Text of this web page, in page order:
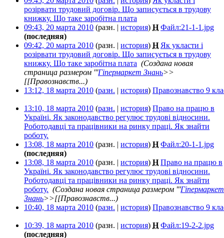
розірвати трудовий договір. Що записується в трудову
книжку. Що таке заробітна плата
09:43, 20 марта 2010 (разн. | история) Н Файл:21-1-1.jpg
(последняя)
09:42, 20 марта 2010 (разн. | история) Н Як укласти і
розірвати трудовий договір. Що записується в трудову
книжку. Що таке заробітна плата (Создана новая
страница размером '''Гіпермаркет Знань>>
[[Правознавств...)
13:12, 18 марта 2010 (разн. | история) Правознавство 9
13:10, 18 марта 2010 (разн. | история) Право на працю в
Україні. Як законодавство регулює трудові відносини.
Роботодавці та працівники на ринку праці. Як знайти
роботу.
13:08, 18 марта 2010 (разн. | история) Н Файл:20-1-1.jpg
(последняя)
13:08, 18 марта 2010 (разн. | история) Н Право на працю в
Україні. Як законодавство регулює трудові відносини.
Роботодавці та працівники на ринку праці. Як знайти
роботу. (Создана новая страница размером '''Гіпермаркет
Знань>>[[Правознавств...)
10:40, 18 марта 2010 (разн. | история) Правознавство 9
10:39, 18 марта 2010 (разн. | история) Н Файл:19-2-2.jpg
(последняя)